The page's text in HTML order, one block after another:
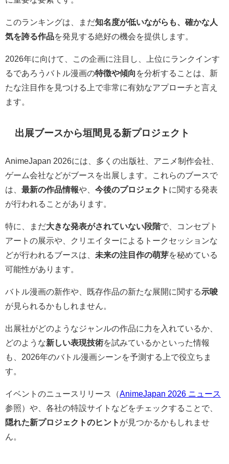
このランキングは、まだ知名度が低いながらも、確かな人
気を誇る作品を発見する絶好の機会を提供します。
2026年に向けて、この企画に注目し、上位にランクインす
るであろうバトル漫画の特徴や傾向 を分析することは、新
たな注目作を見つける上で非常に有効なアプローチと言え
ます。
出展ブースから垣間見る新プロジェクト
AnimeJapan 2026には、多くの出版社、アニメ制作会社、
ゲーム会社などがブースを出展します。これらのブースで
は、 最新の作品情報や、 今後のプロジェクト に関する発表
が行われることがあります。
特に、まだ大きな発表がされていない段階で、コンセプト
アートの展示や、クリエイターによるトークセッションな
どが行われるブースは、 未来の注目作の萌芽を秘めている
可能性があります。
バトル漫画の新作や、既存作品の新たな展開に関する示唆
が見られるかもしれません。
出展社がどのようなジャンルの作品に力を入れているか、
どのような新しい表現技術を試みているかといった情報
も、2026年のバトル漫画シーンを予測する上で役立ちま
す。
イベントのニュースリリース（AnimeJapan 2026 ニュース
参照）や、各社の特設サイトなどをチェックすることで、
隠れた新プロジェクトのヒント が見つかるかもしれませ
ん。